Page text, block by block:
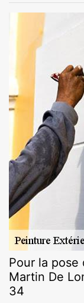
Pour la pose
Martin De
34